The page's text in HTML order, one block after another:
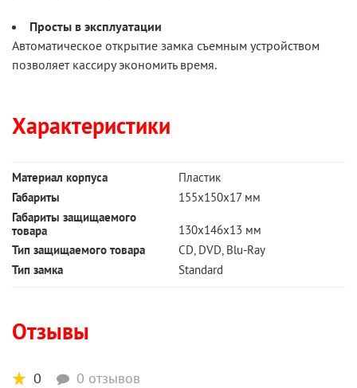
Просты в эксплуатации
Автоматическое открытие замка съемным устройством
позволяет кассиру экономить время.
Характеристики
Материал корпуса
Пластик
Габариты
155х150х17 мм
Габариты защищаемого
товара
130х146х13 мм
Тип защищаемого товара
CD, DVD, Blu-Ray
Тип замка
Standard
Отзывы
0 0 отзывов